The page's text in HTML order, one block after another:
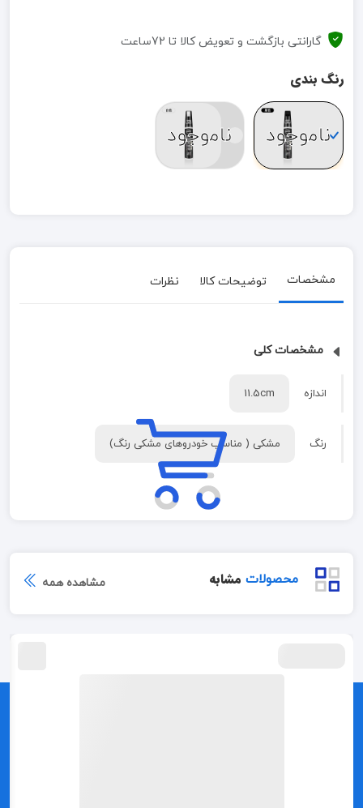
گارانتی بازگشت و تعویض کالا تا 72ساعت
رنگ بندی
ناموجود ناموجود
مشخصات توضیحات کالا نظرات
مشخصات کلی
اندازه 11.5cm
رنگ مشکی ( مناسب خودروهای مشکی رنگ)
محصولات مشابه مشاهده همه